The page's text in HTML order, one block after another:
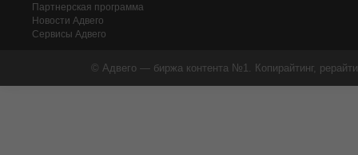
Партнерская программа
Новости Адвего
Сервисы Адвего
© Адвего — биржа контента №1. Копирайтинг,